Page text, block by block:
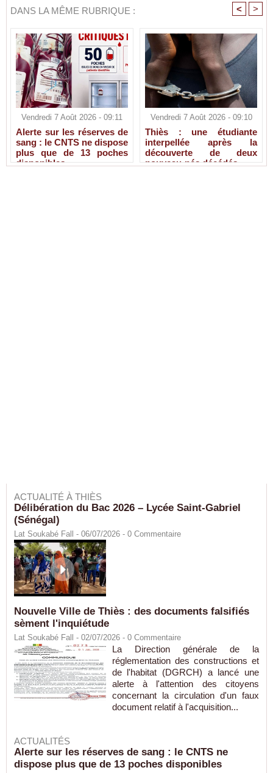
DANS LA MÊME RUBRIQUE : < >
Vendredi 7 Août 2026 - 09:11
Alerte sur les réserves de
sang : le CNTS ne dispose
plus que de 13 poches
disponibles
Vendredi 7 Août 2026 - 09:10
Thiès : une étudiante
interpellée après la
découverte de deux
nouveau-nés décédés
ACTUALITÉ À THIÈS
Délibération du Bac 2026 – Lycée Saint-Gabriel
(Sénégal)
Lat Soukabé Fall - 06/07/2026 - 0 Commentaire
Nouvelle Ville de Thiès : des documents falsifiés
sèment l'inquiétude
Lat Soukabé Fall - 02/07/2026 - 0 Commentaire
La Direction générale de la
réglementation des constructions et
de l'habitat (DGRCH) a lancé une
alerte à l'attention des citoyens
concernant la circulation d'un faux
document relatif à l'acquisition...
ACTUALITÉS
Alerte sur les réserves de sang : le CNTS ne
dispose plus que de 13 poches disponibles